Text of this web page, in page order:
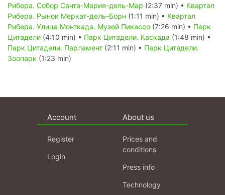
Рибера. Собор Санта-Мария-дель-Мар (2:37 min) • Квартал
Рибера. Рынок Меркат-дель-Борн (1:11 min) • Квартал
Рибера. Улица Монткада. Музей Пикассо (7:26 min) • Парк
Цитадели (4:10 min) • Парк Цитадели. Каскада (1:48 min) •
Парк Цитадели. Парламент (2:11 min) • Парк Цитадели.
Зоопарк (1:23 min)
Account
Register
Login
About us
Prices and
conditions
Press info
Technology